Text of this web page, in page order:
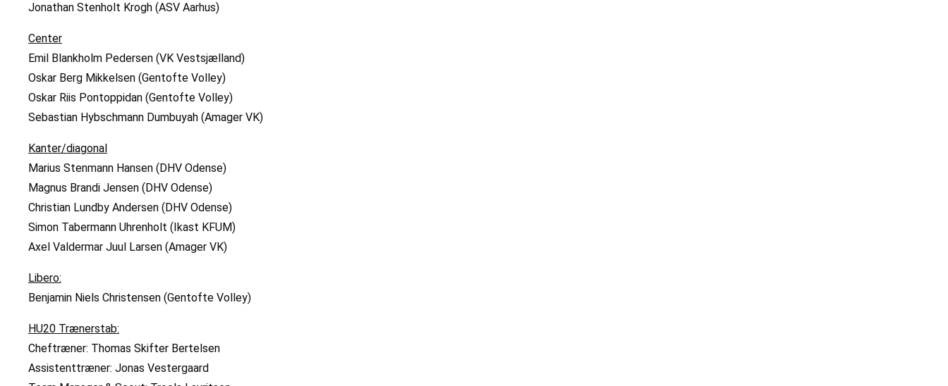
Jonathan Stenholt Krogh (ASV Aarhus)
Center
Emil Blankholm Pedersen (VK Vestsjælland)
Oskar Berg Mikkelsen (Gentofte Volley)
Oskar Riis Pontoppidan (Gentofte Volley)
Sebastian Hybschmann Dumbuyah (Amager VK)
Kanter/diagonal
Marius Stenmann Hansen (DHV Odense)
Magnus Brandi Jensen (DHV Odense)
Christian Lundby Andersen (DHV Odense)
Simon Tabermann Uhrenholt (Ikast KFUM)
Axel Valdermar Juul Larsen (Amager VK)
Libero:
Benjamin Niels Christensen (Gentofte Volley)
HU20 Trænerstab:
Cheftræner: Thomas Skifter Bertelsen
Assistenttræner: Jonas Vestergaard